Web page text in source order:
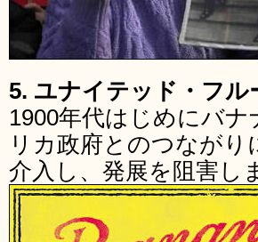
5. ユナイテッド・フル
1900年代はじめにバ
リカ政府とのつなが
介入し、発展を阻害し